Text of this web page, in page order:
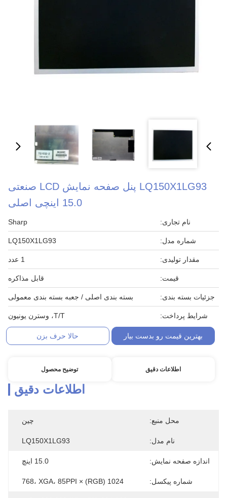
LQ150X1LG93 پنل صفحه نمایش LCD صنعتی
15.0 اینچی اصلی
نام تجاری: Sharp
شماره مدل: LQ150X1LG93
مقدار تولیدی: 1 عدد
قیمت: قابل مذاکره
جزئیات بسته بندی: بسته بندی اصلی / جعبه بسته بندی معمولی
شرایط پرداخت: T/T، وسترن یونیون
بهترین قیمت رو بدست بیار حالا حرف بزن
اطلاعات دقیق توضیح محصول
اطلاعات دقیق
محل منبع: چین
نام مدل: LQ150X1LG93
اندازه صفحه نمایش: 15.0 اینچ
شماره پیکسل: 1024 (RGB) × 768، XGA، 85PPI